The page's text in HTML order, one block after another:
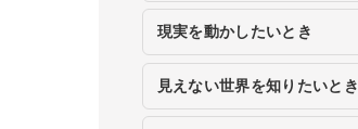
現実を動かしたいとき
見えない世界を知りたいとき